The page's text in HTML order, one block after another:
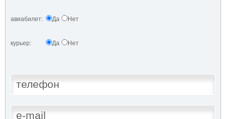
авиабилет: Да Нет
курьер: Да Нет